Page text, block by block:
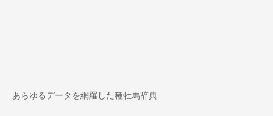
あらゆるデータを網羅した種牡馬辞典